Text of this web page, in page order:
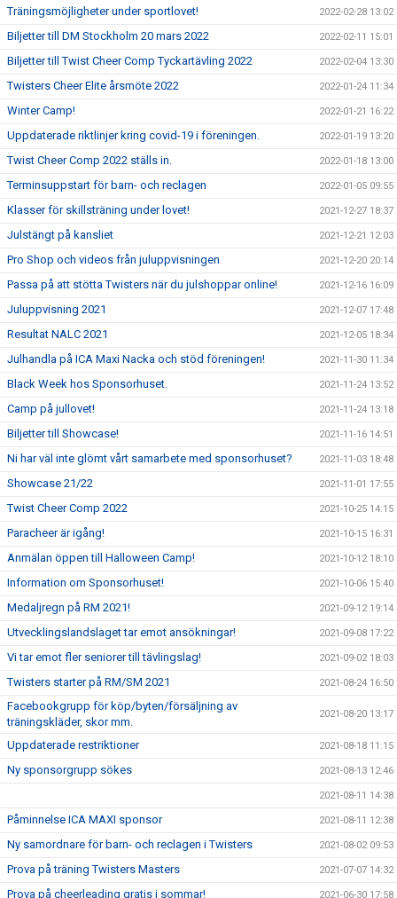
Träningsmöjligheter under sportlovet! 2022-02-28 13:02
Biljetter till DM Stockholm 20 mars 2022 2022-02-11 15:01
Biljetter till Twist Cheer Comp Tyckartävling 2022 2022-02-04 13:30
Twisters Cheer Elite årsmöte 2022 2022-01-24 11:34
Winter Camp! 2022-01-21 16:22
Uppdaterade riktlinjer kring covid-19 i föreningen. 2022-01-19 13:20
Twist Cheer Comp 2022 ställs in. 2022-01-18 13:00
Terminsuppstart för barn- och reclagen 2022-01-05 09:55
Klasser för skillsträning under lovet! 2021-12-27 18:37
Julstängt på kansliet 2021-12-21 12:03
Pro Shop och videos från juluppvisningen 2021-12-20 20:14
Passa på att stötta Twisters när du julshoppar online! 2021-12-16 16:09
Juluppvisning 2021 2021-12-07 17:48
Resultat NALC 2021 2021-12-05 18:34
Julhandla på ICA Maxi Nacka och stöd föreningen! 2021-11-30 11:34
Black Week hos Sponsorhuset. 2021-11-24 13:52
Camp på jullovet! 2021-11-24 13:18
Biljetter till Showcase! 2021-11-16 14:51
Ni har väl inte glömt vårt samarbete med sponsorhuset? 2021-11-03 18:48
Showcase 21/22 2021-11-01 17:55
Twist Cheer Comp 2022 2021-10-25 14:15
Paracheer är igång! 2021-10-15 16:31
Anmälan öppen till Halloween Camp! 2021-10-12 18:10
Information om Sponsorhuset! 2021-10-06 15:40
Medaljregn på RM 2021! 2021-09-12 19:14
Utvecklingslandslaget tar emot ansökningar! 2021-09-08 17:22
Vi tar emot fler seniorer till tävlingslag! 2021-09-02 18:03
Twisters starter på RM/SM 2021 2021-08-24 16:50
Facebookgrupp för köp/byten/försäljning av
träningskläder, skor mm.
2021-08-20 13:17
Uppdaterade restriktioner 2021-08-18 11:15
Ny sponsorgrupp sökes 2021-08-13 12:46
2021-08-11 14:38
Påminnelse ICA MAXI sponsor 2021-08-11 12:38
Ny samordnare för barn- och reclagen i Twisters 2021-08-02 09:53
Prova på träning Twisters Masters 2021-07-07 14:32
Prova på cheerleading gratis i sommar! 2021-06-30 17:58